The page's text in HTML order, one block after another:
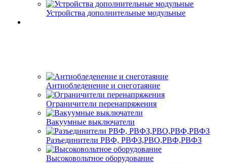
Устройства дополнительные модульные
Антиобледенение и снеготаяние
Ограничители перенапряжения
Вакуумные выключатели
Разъединители РВФ, РВФЗ,РВО,РВФ,РВФЗ
Высоковольтное оборудование